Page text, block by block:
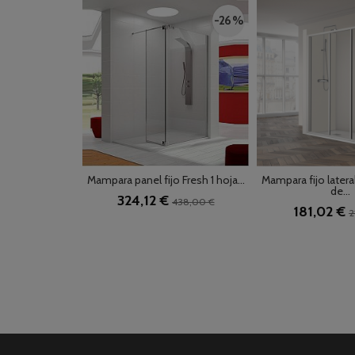
-26 %
Mampara panel fijo Fresh 1 hoja...
324,12 € 438,00 €
Mampara fijo
de...
181,02 €